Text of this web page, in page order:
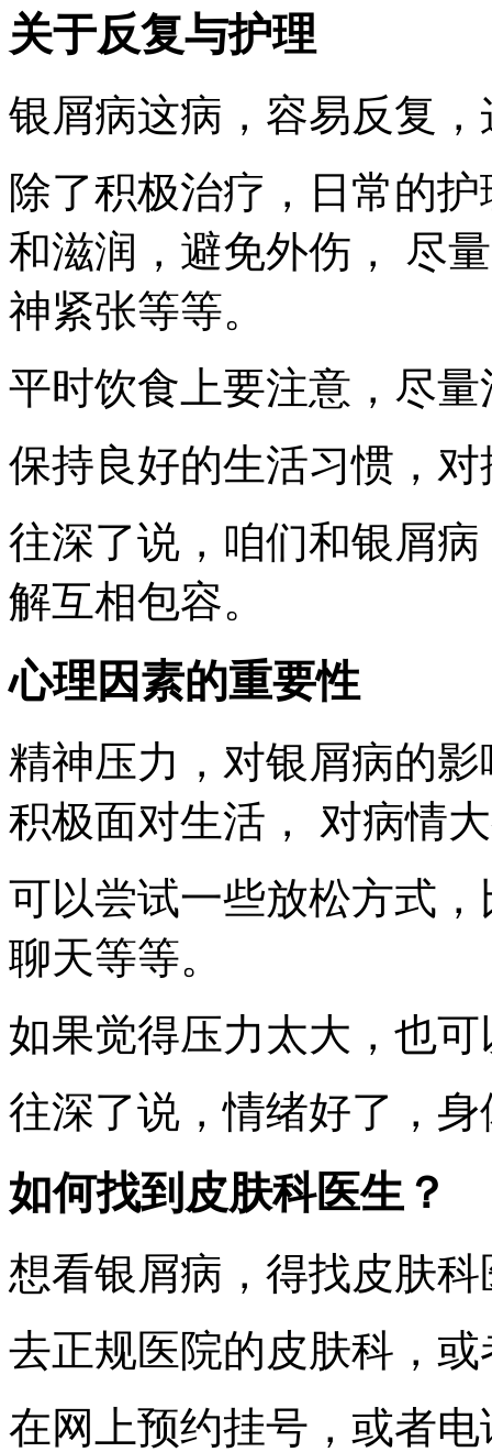
关于反复与护理
银屑病这病，容易反复
除了积极治疗，日常的
和滋润，避免外伤， 尽
神紧张等等。
平时饮食上要注意，尽
保持良好的生活习惯，
往深了说，咱们和银屑
解互相包容。
心理因素的重要性
精神压力，对银屑病的
积极面对生活， 对病情
可以尝试一些放松方式
聊天等等。
如果觉得压力太大，也
往深了说，情绪好了，
如何找到皮肤科医生？
想看银屑病，得找皮肤科
去正规医院的皮肤科，
在网上预约挂号，或者